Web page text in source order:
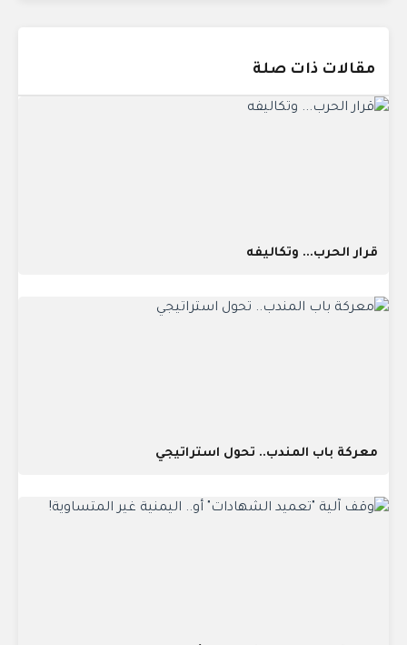
مقالات ذات صلة
قرار الحرب... وتكاليفه
معركة باب المندب.. تحول استراتيجي